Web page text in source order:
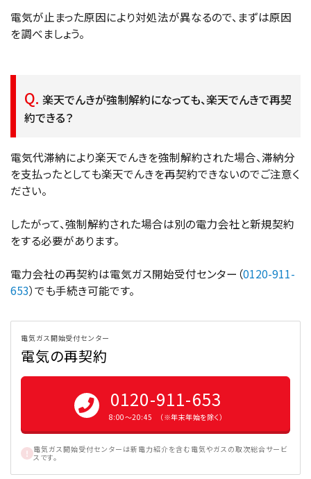
電気が止まった原因により対処法が異なるので、まずは原因
を調べましょう。
楽天でんきが強制解約になっても、楽天でんきで再契
約できる？
電気代滞納により楽天でんきを強制解約された場合、滞納分
を支払ったとしても楽天でんきを再契約できないのでご注意く
ださい。
したがって、強制解約された場合は別の電力会社と新規契約
をする必要があります。
電力会社の再契約は電気ガス開始受付センター（0120-911-
653）でも手続き可能です。
電気ガス開始受付センター
電気の再契約
0120-911-653
8:00〜20:45 （※年末年始を除く）
電気ガス開始受付センターは新電力紹介を含む電気やガスの取次総合サービ
スです。